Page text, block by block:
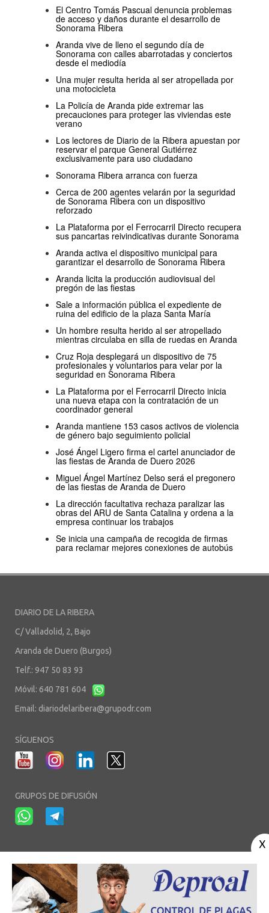
El Centro Tomás Pascual denuncia problemas
de acceso y daños durante el desarrollo de
Sonorama Ribera
Aranda vive de lleno el segundo día de
Sonorama con calles abarrotadas y conciertos
desde el mediodía
Una mujer resulta herida al ser atropellada por
una motocicleta
La Policía de Aranda pide extremar las
precauciones para proteger las viviendas este
verano
Los lectores de Diario de la Ribera apuestan por
reservar el parque General Gutiérrez
exclusivamente para uso ciudadano
Sonorama Ribera arranca con fuerza
Cerca de 200 agentes velarán por la seguridad
de Sonorama Ribera con un dispositivo
reforzado
La Plataforma por el Ferrocarril Directo recupera
sus pancartas reivindicativas durante Sonorama
Aranda activa el dispositivo municipal para
garantizar el desarrollo de Sonorama Ribera
Aranda licita la producción audiovisual del
pregón de las fiestas
Sale a información pública el expediente de
ruina del edificio de la plaza Santa María
Un hombre resulta herido al ser atropellado
mientras circulaba en silla de ruedas en Aranda
Cruz Roja desplegará un dispositivo de 75
profesionales y voluntarios para velar por la
seguridad en Sonorama Ribera
La Plataforma por el Ferrocarril Directo inicia
una nueva etapa con la contratación de un
coordinador general
Aranda mantiene 153 casos activos de violencia
de género bajo seguimiento policial
José Ángel Ligero firma el cartel anunciador de
las fiestas de Aranda de Duero 2026
Miguel Ángel Martínez Delso será el pregonero
de las fiestas de Aranda de Duero
La dirección facultativa rechaza paralizar las
obras del ARU de Santa Catalina y ordena a la
empresa continuar los trabajos
Se inicia una campaña de recogida de firmas
para reclamar mejores conexiones de autobús
DIARIO DE LA RIBERA
C/ Valladolid, 2, Bajo
Aranda de Duero (Burgos)
Telf.: 947 50 83 93
Móvil: 640 781 604
Email: diariodelaribera@grupodr.com
SÍGUENOS
GRUPOS DE DIFUSIÓN
Aviso Legal-Política de Privacidad- Política de Cookies- Área privada